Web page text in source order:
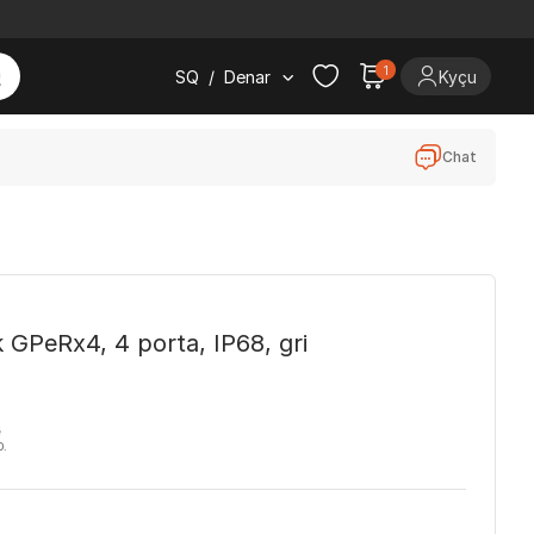
SQ / Denar 1 Kyçu
Chat
GPeRx4, 4 porta, IP68, gri